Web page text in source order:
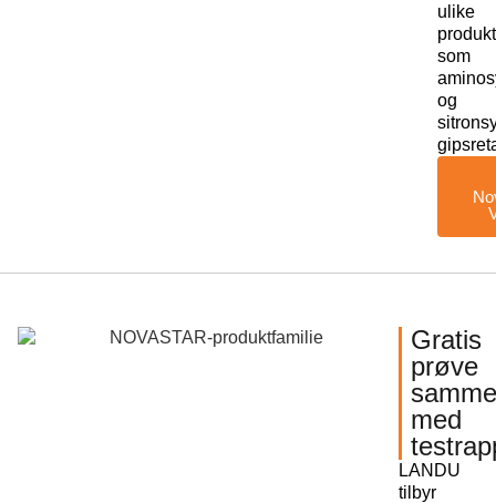
ulike
som
og
Gratis
prøve
med
LANDU
tilbyr